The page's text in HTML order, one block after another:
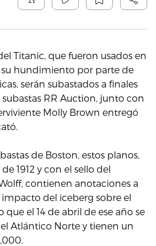
Titanic, que fueron usados en
su hundimiento por parte de
serán subastados a finales
RR Auction, junto con
Molly Brown entregó
de Boston, estos planos,
1912 y con el sello del
contienen anotaciones a
del iceberg sobre el
el 14 de abril de ese año se
Atlántico Norte y tienen un